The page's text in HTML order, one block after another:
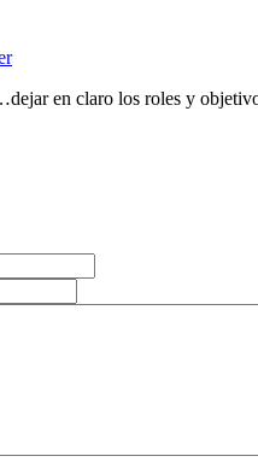
en claro los roles y